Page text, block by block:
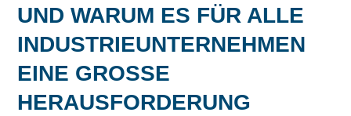
UND WARUM ES FÜR ALLE
INDUSTRIEUNTERNEHMEN
EINE GROSSE H
ERAUSFORDERUNG D